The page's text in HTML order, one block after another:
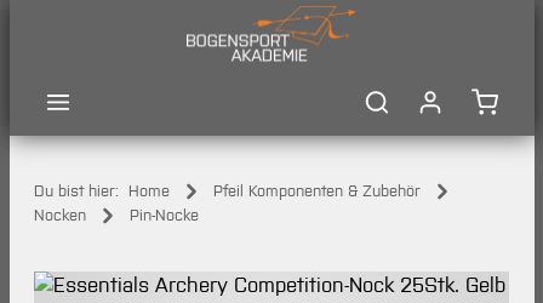
Du bist hier: Home
Pfeil Komponenten & Zubehör
Nocken
Pin-Nocke
Bildergalerie überspringen